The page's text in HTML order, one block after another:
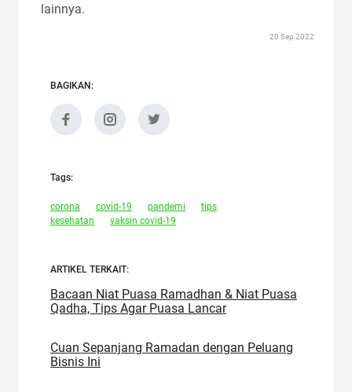
lainnya.
20 Sep 2022
BAGIKAN:
Tags:
corona covid-19 pandemi
tips
kesehatan
vaksin covid-19
ARTIKEL TERKAIT:
Bacaan Niat Puasa Ramadhan & Niat Puasa
Qadha, Tips Agar Puasa Lancar
Cuan Sepanjang Ramadan dengan Peluang
Bisnis Ini